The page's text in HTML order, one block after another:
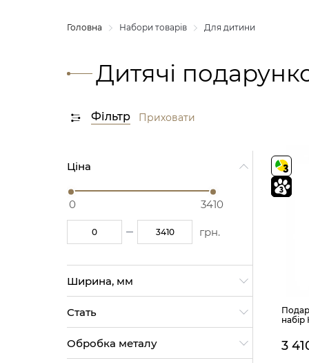
Головна Набори товарів Для дитини
Дитячі
Фільтр Приховати
Ціна
0 3410
грн.
Ширина, мм
65 (2)
55 (1)
45 (1)
Стать
Жіноча (3)
Дитяче (7)
Унісекс (5)
Обробка металу
набір
3